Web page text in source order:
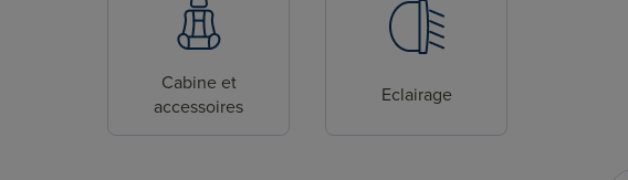
Cabine et
accessoires
Eclairage